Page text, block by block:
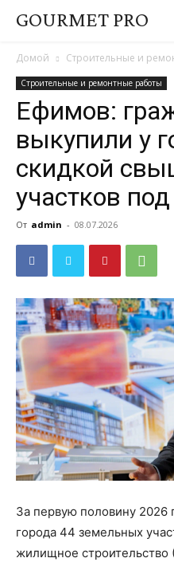
GOURMET PRO
Домой Строительные и
Строительные и ремонтные работы
Ефимов:
выкупили у
скидкой
участков
От admin - 08.07.2026
За первую половину 2026
города 44 земельных
жилищное